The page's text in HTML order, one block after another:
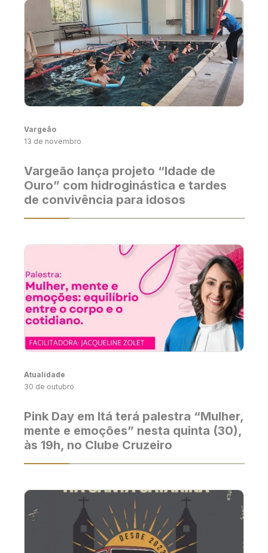
Vargeão
13 de novembro
Vargeão lança projeto “Idade de
Ouro” com hidroginástica e tardes
de convivência para idosos
Atualidade
30 de outubro
Pink Day em Itá terá palestra “Mulher,
mente e emoções” nesta quinta (30),
às 19h, no Clube Cruzeiro